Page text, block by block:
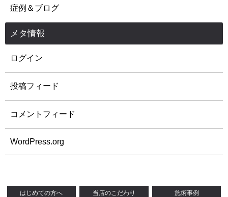
症例＆ブログ
メタ情報
ログイン
投稿フィード
コメントフィード
WordPress.org
はじめての方へ 当店のこだわり 施術事例